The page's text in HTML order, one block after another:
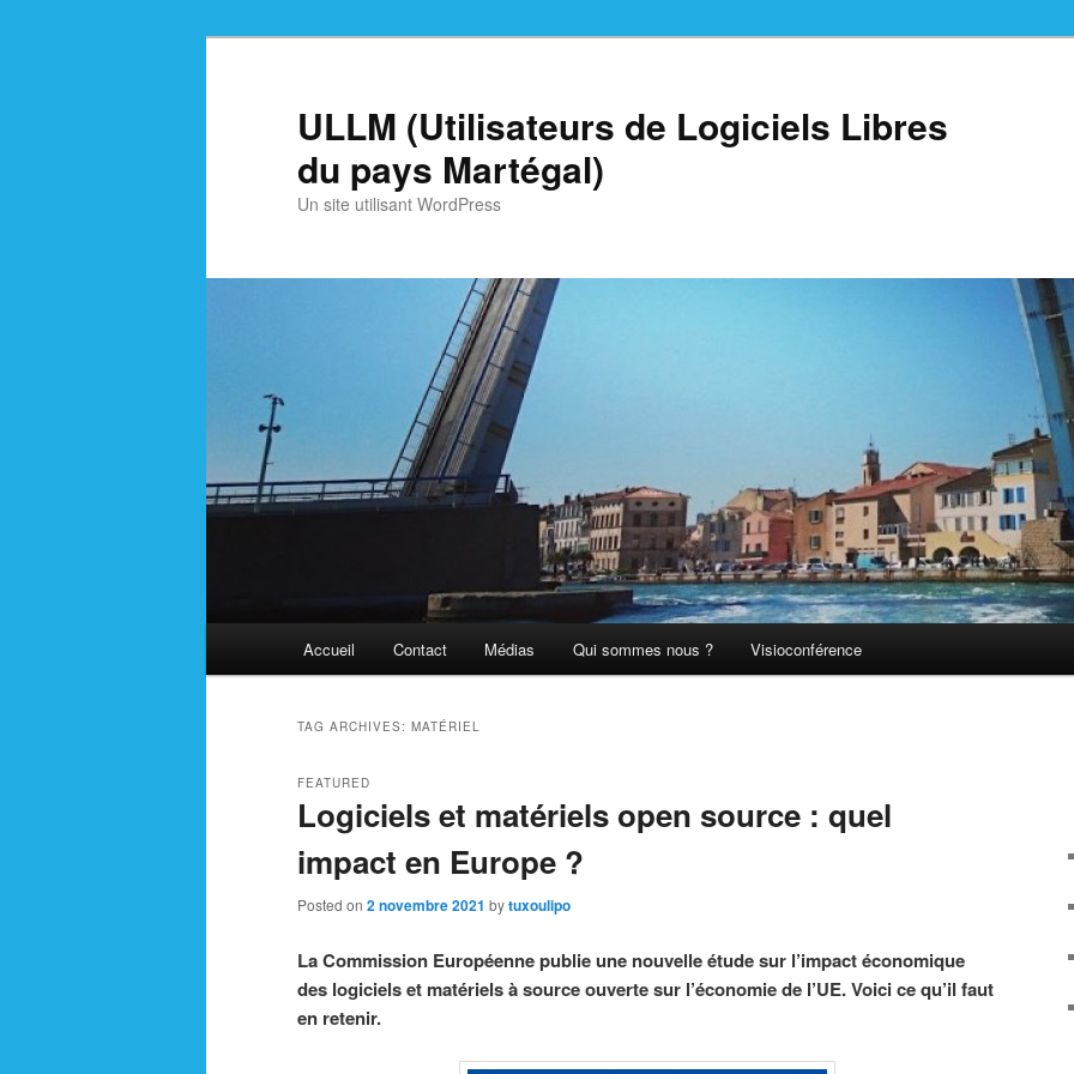
ULLM (Utilisateurs de Logiciels Libres
du pays Martégal)
Un site utilisant WordPress
Accueil Contact Médias Qui sommes nous ? Visioconférence
TAG ARCHIVES: MATÉRIEL
Logiciels et matériels open source : quel
impact en Europe ?
FEATURED
Posted on 2 novembre 2021 bytuxoulipo
La Commission Européenne publie une nouvelle étude sur l’impact économique
des logiciels et matériels à source ouverte sur l’économie de l’UE. Voici ce qu’il faut
en retenir.